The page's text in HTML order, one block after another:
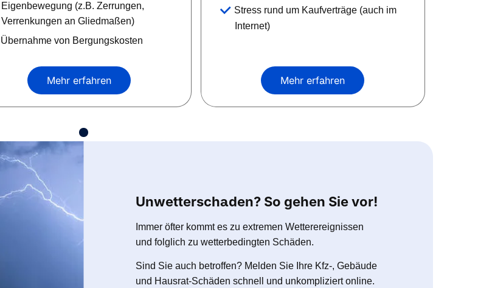
Eigenbewegung (z.B. Zerrungen,
Verrenkungen an Gliedmaßen)
Übernahme von Bergungskosten
Mehr erfahren
Stress rund um Kaufverträge (auch im
Internet)
Mehr erfahren
Unwetterschaden? So gehen Sie vor!
Immer öfter kommt es zu extremen Wetterereignissen
und folglich zu wetterbedingten Schäden.
Sind Sie auch betroffen? Melden Sie Ihre Kfz-, Gebäude
und Hausrat-Schäden schnell und unkompliziert online.